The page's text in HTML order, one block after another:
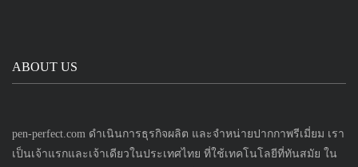
ABOUT US
pen-perfect.com ดำเนินการธุรกิจผลิต และจำหน่ายปากกาพรีเมี่ยม เรา
เป็นเจ้าแรกและเจ้าเดียวในประเทศไทย ที่ใช้เทคโนโลยีที่ทันสมัย ใน